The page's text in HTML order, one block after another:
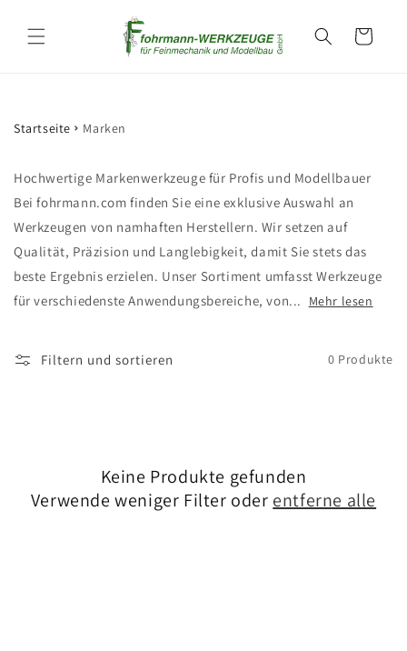
Inhalt
Warenkorb
Startseite Marken
Hochwertige Markenwerkzeuge für Profis und Modellbauer
Bei fohrmann.com finden Sie eine exklusive Auswahl an
Werkzeugen von namhaften Herstellern. Wir setzen auf
Qualität, Präzision und Langlebigkeit, damit Sie stets das
beste Ergebnis erzielen. Unser Sortiment umfasst Werkzeuge
für verschiedenste Anwendungsbereiche, von...
Mehr lesen
Filtern und sortieren 0 Produkte
Keine Produkte gefunden
Verwende weniger Filter oder entferne alle